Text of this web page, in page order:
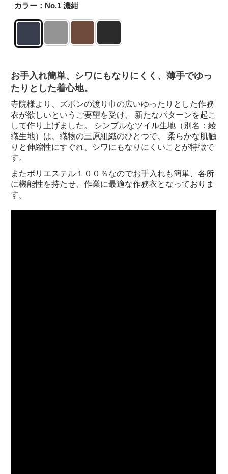
カラー：No.1 濃紺
お手入れ簡単、シワにもなりにくく、薄手でゆっ
たりとした着心地。
寺院様より、ズボンの渡り巾の広いゆったりとした作務
衣が欲しいというご要望を受け、 新たなパターンを起こ
して作り上げました。 シンプルなツイル生地（別名：綾
織生地）は、織物の三原組織のひとつで、 柔らかな肌触
りと伸縮性にすぐれ、シワにもなりにくいことが特徴で
す。
またポリエステル１００％なのでお手入れも簡単、各所
に機能性を持たせ、作業に最適な作務衣となっておりま
す。